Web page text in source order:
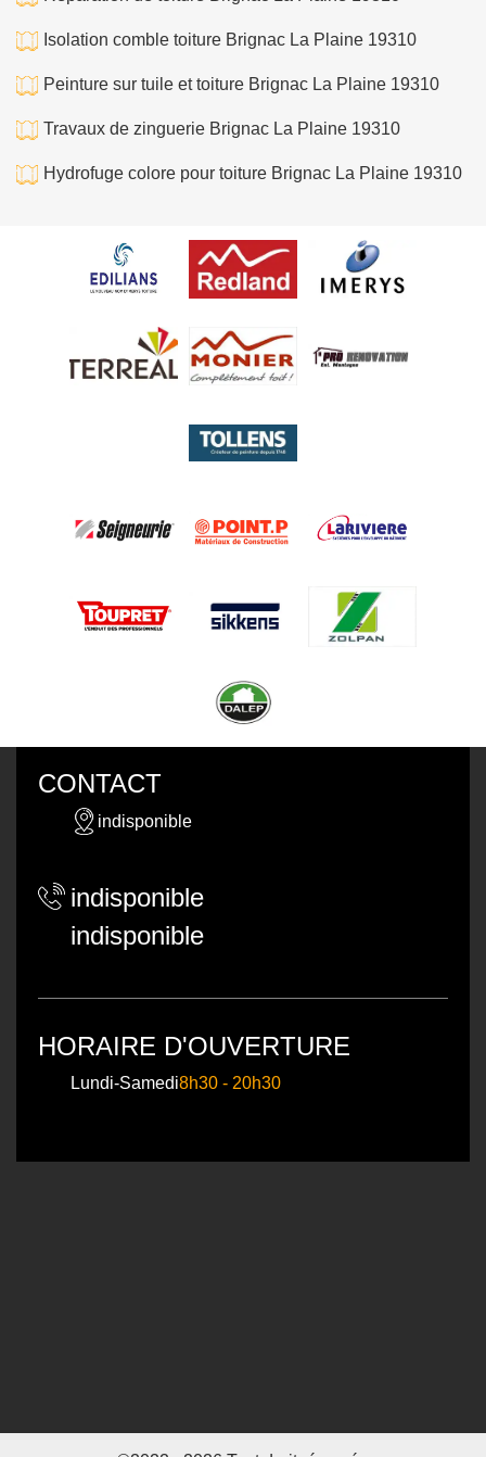
Isolation comble toiture Brignac La Plaine 19310
Peinture sur tuile et toiture Brignac La Plaine 19310
Travaux de zinguerie Brignac La Plaine 19310
Hydrofuge colore pour toiture Brignac La Plaine 19310
CONTACT
indisponible
indisponible
indisponible
HORAIRE D'OUVERTURE
Lundi-Samedi8h30 - 20h30